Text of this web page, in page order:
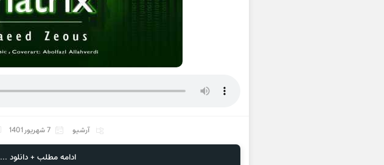
آرشیو 7 شهریور 1401
ادامه مطلب + دانلود ...